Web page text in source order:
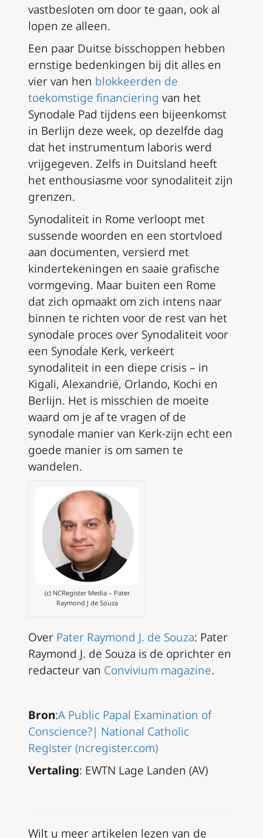
vastbesloten om door te gaan, ook al
lopen ze alleen.
Een paar Duitse bisschoppen hebben
ernstige bedenkingen bij dit alles en
vier van hen blokkeerden de
toekomstige financiering van het
Synodale Pad tijdens een bijeenkomst
in Berlijn deze week, op dezelfde dag
dat het instrumentum laboris werd
vrijgegeven. Zelfs in Duitsland heeft
het enthousiasme voor synodaliteit zijn
grenzen.
Synodaliteit in Rome verloopt met
sussende woorden en een stortvloed
aan documenten, versierd met
kindertekeningen en saaie grafische
vormgeving. Maar buiten een Rome
dat zich opmaakt om zich intens naar
binnen te richten voor de rest van het
synodale proces over Synodaliteit voor
een Synodale Kerk, verkeert
synodaliteit in een diepe crisis – in
Kigali, Alexandrië, Orlando, Kochi en
Berlijn. Het is misschien de moeite
waard om je af te vragen of de
synodale manier van Kerk-zijn echt een
goede manier is om samen te
wandelen.
(c) NCRegister Media – Pater
Raymond J de Souza
Over Pater Raymond J. de Souza: Pater
Raymond J. de Souza is de oprichter en
redacteur van Convivium magazine.
Bron:A Public Papal Examination of
Conscience?| National Catholic
Register (ncregister.com)
Vertaling: EWTN Lage Landen (AV)
Wilt u meer artikelen lezen van de